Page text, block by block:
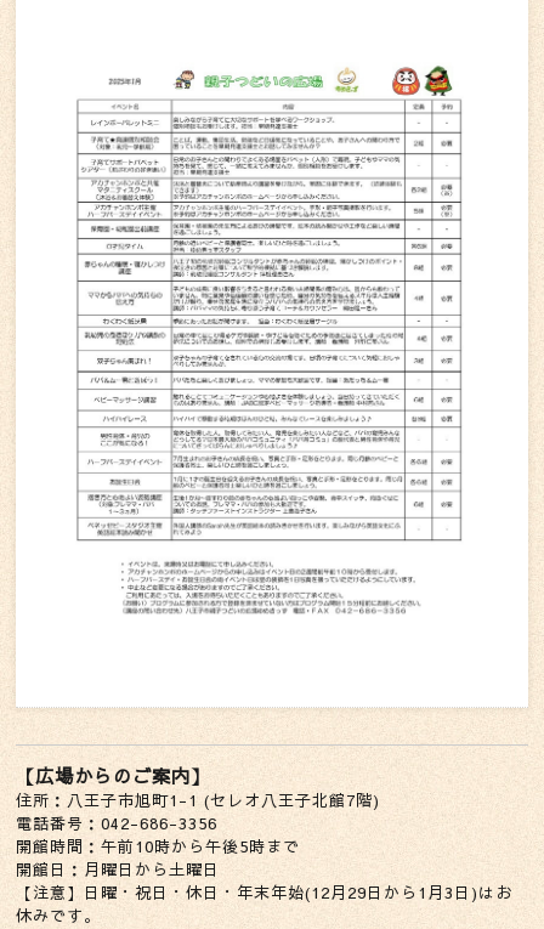
【広場からのご案内】
住所：八王子市旭町1-1 (セレオ八王子北館7階)
電話番号：042-686-3356
開館時間：午前10時から午後5時まで
開館日：月曜日から土曜日
【注意】日曜・祝日・休日・年末年始(12月29日から1月3日)はお
休みです。